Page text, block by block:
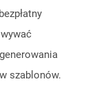
szablonów.